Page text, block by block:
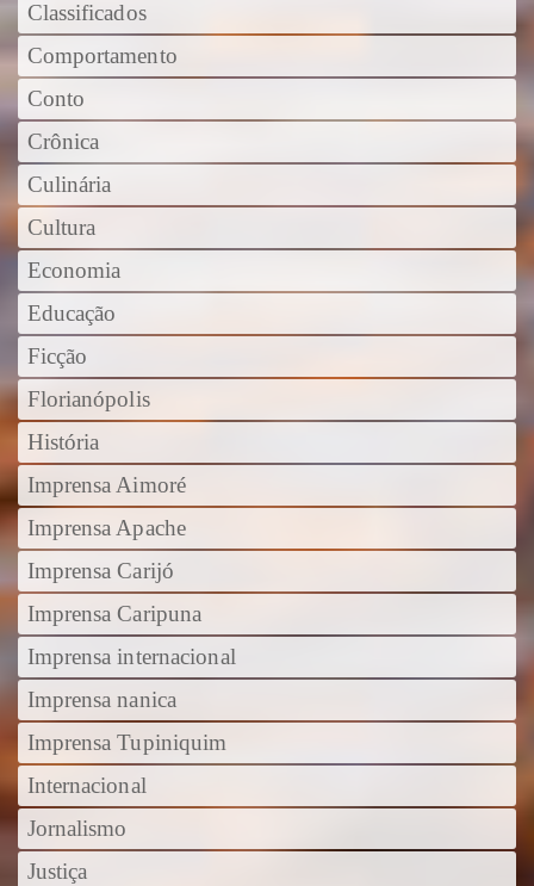
Classificados
Comportamento
Conto
Crônica
Culinária
Cultura
Economia
Educação
Ficção
Florianópolis
História
Imprensa Aimoré
Imprensa Apache
Imprensa Carijó
Imprensa Caripuna
Imprensa internacional
Imprensa nanica
Imprensa Tupiniquim
Internacional
Jornalismo
Justiça